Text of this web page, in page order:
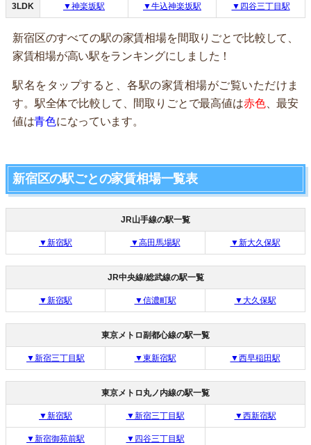
3LDK ▼神楽坂駅 ▼牛込神楽坂駅 ▼四谷三丁目駅
新宿区のすべての駅の家賃相場を間取りごとで比較して、
家賃相場が高い駅をランキングにしました！
駅名をタップすると、各駅の家賃相場がご覧いただけま
す。駅全体で比較して、間取りごとで最高値は赤色、最安
値は青色になっています。
新宿区の駅ごとの家賃相場一覧表
JR山手線の駅一覧
▼新宿駅 ▼高田馬場駅 ▼新大久保駅
JR中央線/総武線の駅一覧
▼新宿駅 ▼信濃町駅 ▼大久保駅
東京メトロ副都心線の駅一覧
▼新宿三丁目駅 ▼東新宿駅 ▼西早稲田駅
東京メトロ丸ノ内線の駅一覧
▼新宿駅 ▼新宿三丁目駅 ▼西新宿駅
▼新宿御苑前駅 ▼四谷三丁目駅